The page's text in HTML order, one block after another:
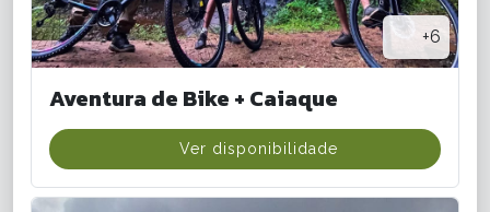
+6
Aventura de Bike + Caiaque
Ver disponibilidade